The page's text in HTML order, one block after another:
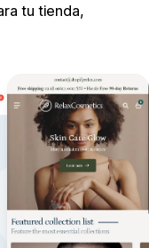
tu tienda,